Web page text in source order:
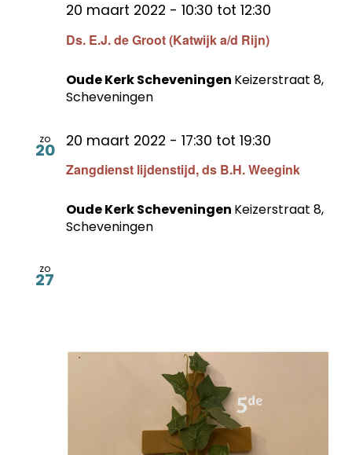
Ds. E.J. de Groot (Katwijk a/d Rijn)
20 maart 2022 - 10:30 tot 12:30
Oude Kerk Scheveningen Keizerstraat 8,
Scheveningen
zo
20
Zangdienst lijdenstijd, ds B.H. Weegink
20 maart 2022 - 17:30 tot 19:30
Oude Kerk Scheveningen Keizerstraat 8,
Scheveningen
zo
27